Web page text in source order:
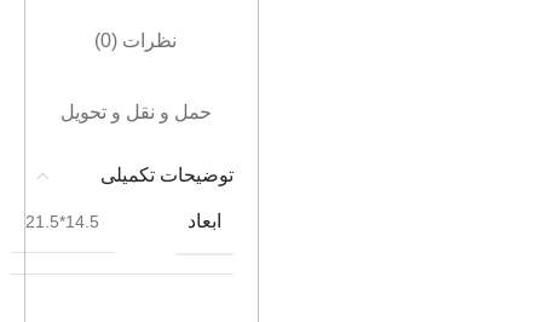
نظرات (0)
حمل و نقل و تحویل
توضیحات تکمیلی
ابعاد 14.5*21.5